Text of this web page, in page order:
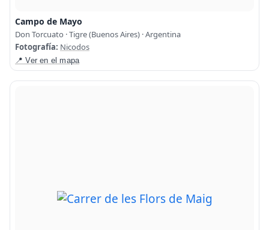
Campo de Mayo
Don Torcuato · Tigre (Buenos Aires) · Argentina
Fotografía: Nicodos
📍 Ver en el mapa